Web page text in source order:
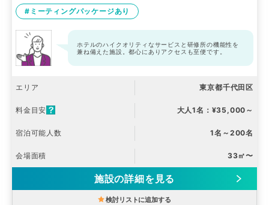
#ミーティングパッケージあり
ホテルのハイクオリティなサービスと研修所の機能性を
兼ね備えた施設。都心にありアクセスも至便です。
エリア 東京都千代田区
料金目安 大人1名：¥35,000～
宿泊可能人数 1名～200名
会場面積 33㎡〜
施設の詳細を見る
検討リストに追加する